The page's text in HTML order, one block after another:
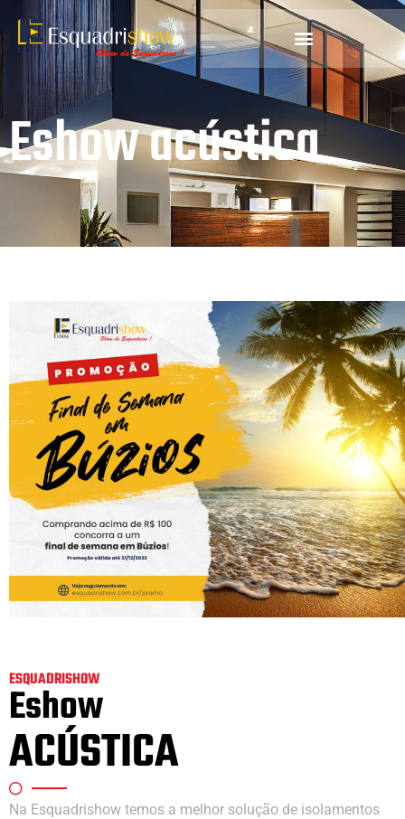
Eshow acústica
ESQUADRISHOW
Eshow
ACÚSTICA
Na Esquadrishow temos a melhor solução de isolamentos